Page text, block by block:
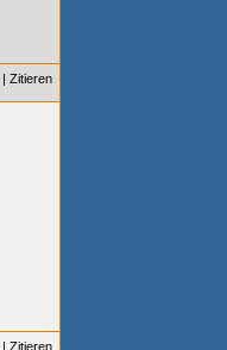
| Zitieren
| Zitieren